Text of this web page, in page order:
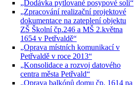
„Dodávka pytlované posypové soli“
„Zpracování realizační projektové
dokumentace na zateplení objektu
ZŠ Školní čp.246 a MŠ 2.května
1654 v Petřvaldě“
„Oprava místních komunikací v
Petřvaldě v roce 2013“
„Konsolidace a rozvoj datového
centra města Petřvald“
„Oprava balkónů domu čp. 1614 na